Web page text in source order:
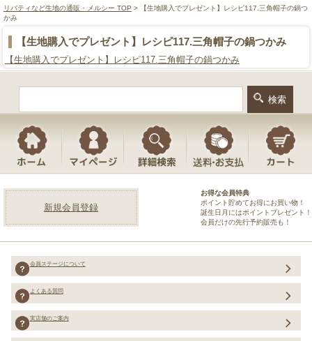
リバティなど生地の通販・メルシー TOP > 【生地購入でプレゼント】レシピ117.三角帽子の鍋つ
かみ
【生地購入でプレゼント】レシピ117.三角帽子の鍋つかみ
【生地購入でプレゼント】レシピ117.三角帽子の鍋つかみ
新規会員登録
お得な会員特典
ポイント貯めてお得にお買い物！
誕生日月にはポイントプレゼント！
会員だけの先行予約販売も！
会員ステージについて
よくある質問
実店舗のご案内